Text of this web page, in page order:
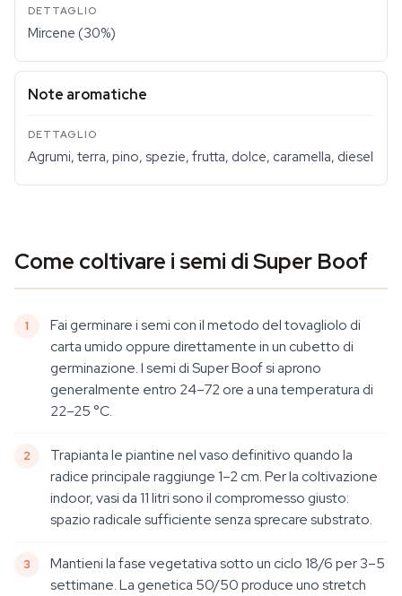
Mircene (30%)
Note aromatiche
Agrumi, terra, pino, spezie, frutta, dolce, caramella, diesel
Come coltivare i semi di Super Boof
Fai germinare i semi con il metodo del tovagliolo di
carta umido oppure direttamente in un cubetto di
germinazione. I semi di Super Boof si aprono
generalmente entro 24–72 ore a una temperatura di
22–25 °C.
Trapianta le piantine nel vaso definitivo quando la
radice principale raggiunge 1–2 cm. Per la coltivazione
indoor, vasi da 11 litri sono il compromesso giusto:
spazio radicale sufficiente senza sprecare substrato.
Mantieni la fase vegetativa sotto un ciclo 18/6 per 3–5
settimane. La genetica 50/50 produce uno stretch